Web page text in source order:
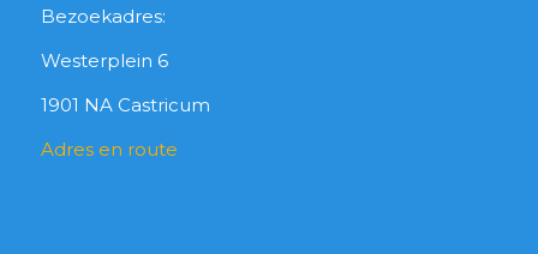
Bezoekadres:
Westerplein 6
1901 NA Castricum
Adres en route